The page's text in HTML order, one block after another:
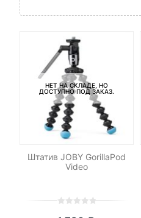
НЕТ НА СКЛАДЕ, НО
ДОСТУПНО ПОД ЗАКАЗ.
Штатив JOBY GorillaPod
Video